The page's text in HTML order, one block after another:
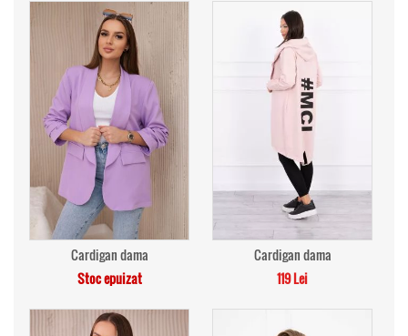
Cardigan dama
Stoc epuizat
Cardigan dama
119 Lei